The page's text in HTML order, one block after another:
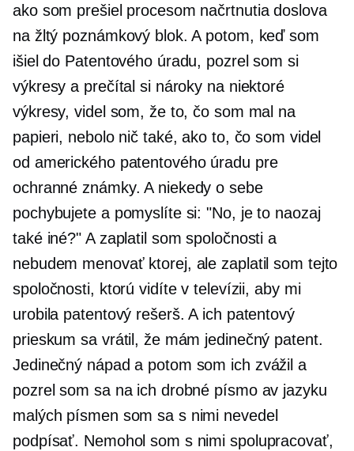
ako som prešiel procesom načrtnutia doslova
na žltý poznámkový blok. A potom, keď som
išiel do Patentového úradu, pozrel som si
výkresy a prečítal si nároky na niektoré
výkresy, videl som, že to, čo som mal na
papieri, nebolo nič také, ako to, čo som videl
od amerického patentového úradu pre
ochranné známky. A niekedy o sebe
pochybujete a pomyslíte si: "No, je to naozaj
také iné?" A zaplatil som spoločnosti a
nebudem menovať ktorej, ale zaplatil som tejto
spoločnosti, ktorú vidíte v televízii, aby mi
urobila patentový rešerš. A ich patentový
prieskum sa vrátil, že mám jedinečný patent.
Jedinečný nápad a potom som ich zvážil a
pozrel som sa na ich drobné písmo av jazyku
malých písmen som sa s nimi nevedel
podpísať. Nemohol som s nimi spolupracovať,